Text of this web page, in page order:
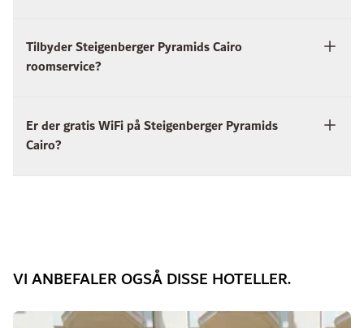
Tilbyder Steigenberger Pyramids Cairo
roomservice?
Er der gratis WiFi på Steigenberger Pyramids
Cairo?
VI ANBEFALER OGSÅ DISSE HOTELLER.